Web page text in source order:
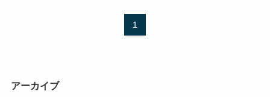
1
アーカイブ